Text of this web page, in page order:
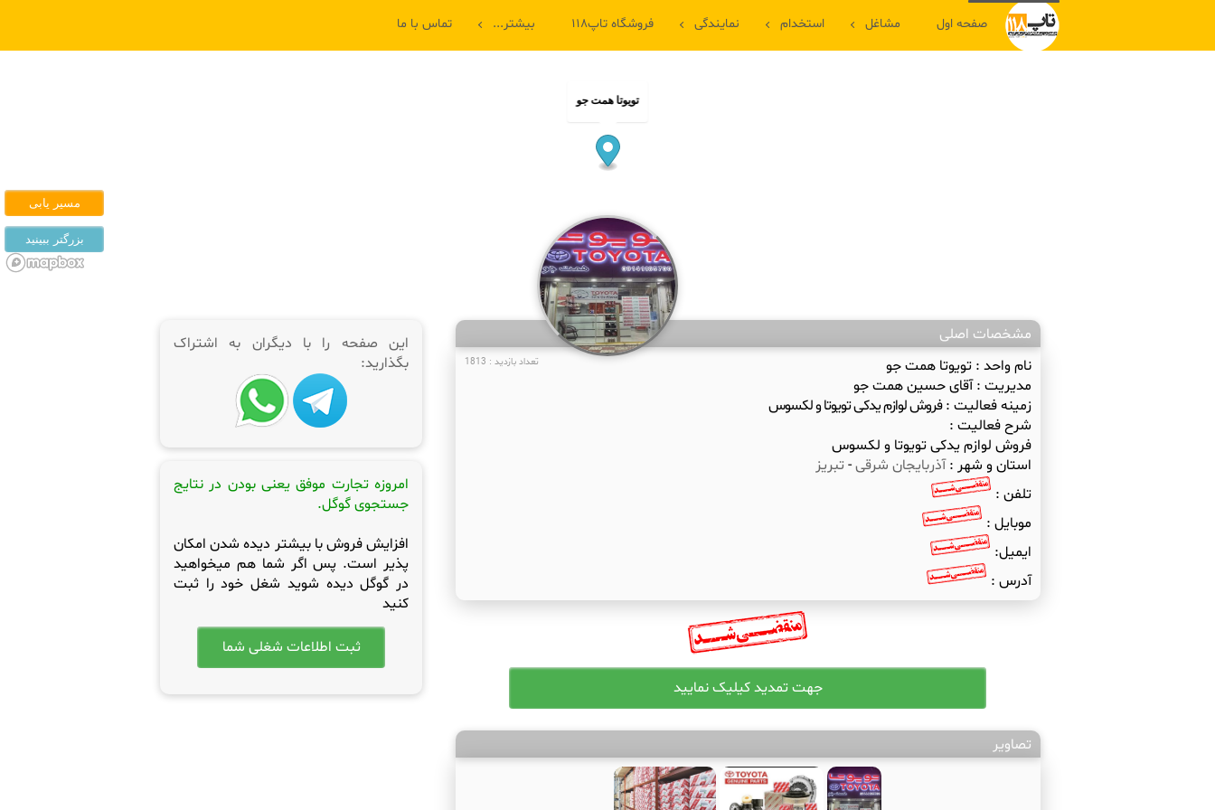
صفحه اول مشاغل استخدام نمایندگی فروشگاه تاپ۱۱۸ بیشتر... تماس با ما
تویوتا همت جو
مشخصات اصلی
تعداد بازدید : 1813 نام واحد :تویوتا همت جو
مدیریت :آقای حسین همت جو
زمینه فعالیت :فروش لوازم یدکی تویوتا و لکسوس
شرح فعالیت :
فروش لوازم یدکی تویوتا و لکسوس
استان و شهر :آذربایجان شرقی- تبریز
تلفن :
موبایل :
ایمیل:
آدرس :
تصاویر
این صفحه را با دیگران به اشتراک
بگذارید:
امروزه تجارت موفق یعنی بودن در نتایج
جستجوی گوگل.
افزایش فروش با بیشتر دیده شدن امکان
پذیر است. پس اگر شما هم میخواهید
در گوگل دیده شوید شغل خود را ثبت
کنید